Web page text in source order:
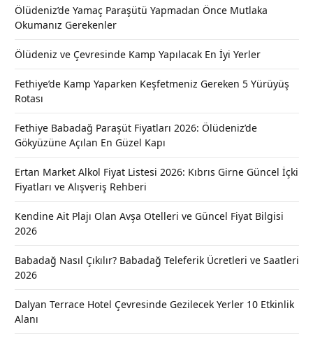
Ölüdeniz’de Yamaç Paraşütü Yapmadan Önce Mutlaka
Okumanız Gerekenler
Ölüdeniz ve Çevresinde Kamp Yapılacak En İyi Yerler
Fethiye’de Kamp Yaparken Keşfetmeniz Gereken 5 Yürüyüş
Rotası
Fethiye Babadağ Paraşüt Fiyatları 2026: Ölüdeniz’de
Gökyüzüne Açılan En Güzel Kapı
Ertan Market Alkol Fiyat Listesi 2026: Kıbrıs Girne Güncel İçki
Fiyatları ve Alışveriş Rehberi
Kendine Ait Plajı Olan Avşa Otelleri ve Güncel Fiyat Bilgisi
2026
Babadağ Nasıl Çıkılır? Babadağ Teleferik Ücretleri ve Saatleri
2026
Dalyan Terrace Hotel Çevresinde Gezilecek Yerler 10 Etkinlik
Alanı